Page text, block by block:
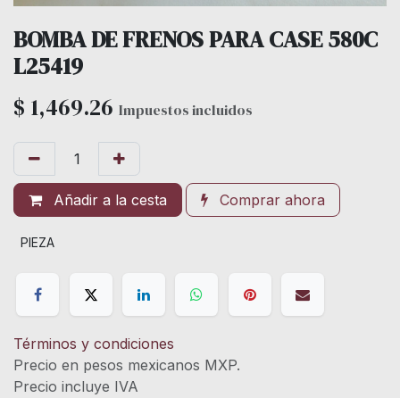
BOMBA DE FRENOS PARA CASE 580C
L25419
$ 1,469.26 Impuestos incluidos
Añadir a la cesta Comprar ahora
PIEZA
Términos y condiciones
Precio en pesos mexicanos MXP.
Precio incluye IVA